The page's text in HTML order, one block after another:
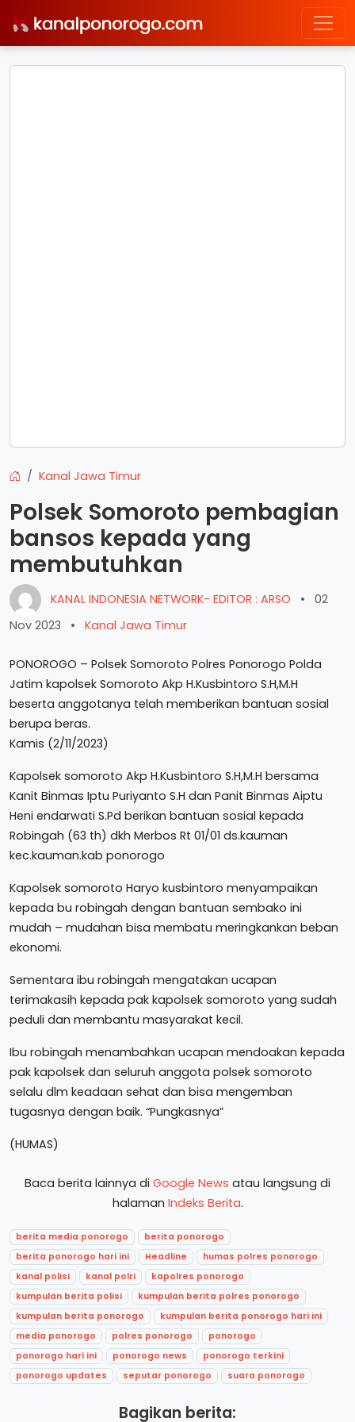
Kanal Jawa Timur
Polsek Somoroto pembagian
bansos kepada yang
membutuhkan
KANAL INDONESIA NETWORK- EDITOR : ARSO •
02
Nov 2023
• Kanal Jawa Timur
PONOROGO – Polsek Somoroto Polres Ponorogo Polda
Jatim kapolsek Somoroto Akp H.Kusbintoro S.H,M.H
beserta anggotanya telah memberikan bantuan sosial
berupa beras.
Kamis (2/11/2023)
Kapolsek somoroto Akp H.Kusbintoro S.H,M.H bersama
Kanit Binmas Iptu Puriyanto S.H dan Panit Binmas Aiptu
Heni endarwati S.Pd berikan bantuan sosial kepada
Robingah (63 th) dkh Merbos Rt 01/01 ds.kauman
kec.kauman.kab ponorogo
Kapolsek somoroto Haryo kusbintoro menyampaikan
kepada bu robingah dengan bantuan sembako ini
mudah – mudahan bisa membatu meringkankan beban
ekonomi.
Sementara ibu robingah mengatakan ucapan
terimakasih kepada pak kapolsek somoroto yang sudah
peduli dan membantu masyarakat kecil.
Ibu robingah menambahkan ucapan mendoakan kepada
pak kapolsek dan seluruh anggota polsek somoroto
selalu dlm keadaan sehat dan bisa mengemban
tugasnya dengan baik. “Pungkasnya”
(HUMAS)
Baca berita lainnya di Google News atau langsung di
halaman Indeks Berita.
berita media ponorogo
berita ponorogo
berita ponorogo hari ini
Headline
humas polres ponorogo
kanal polisi
kanal polri
kapolres ponorogo
kumpulan berita polisi
kumpulan berita polres ponorogo
kumpulan berita ponorogo
kumpulan berita ponorogo hari ini
media ponorogo
polres ponorogo
ponorogo
ponorogo hari ini
ponorogo news
ponorogo terkini
ponorogo updates
seputar ponorogo suara ponorogo
Bagikan berita: